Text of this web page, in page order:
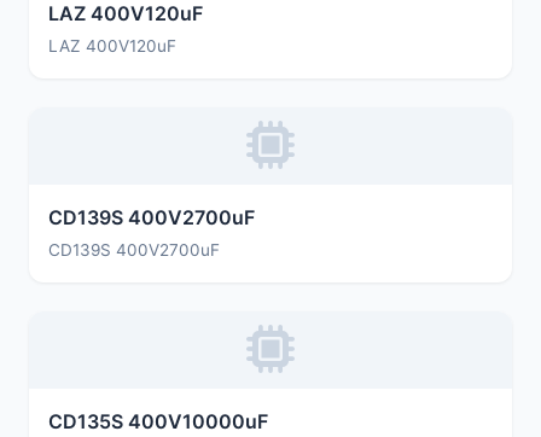
LAZ 400V120uF
LAZ 400V120uF
CD139S 400V2700uF
CD139S 400V2700uF
CD135S 400V10000uF